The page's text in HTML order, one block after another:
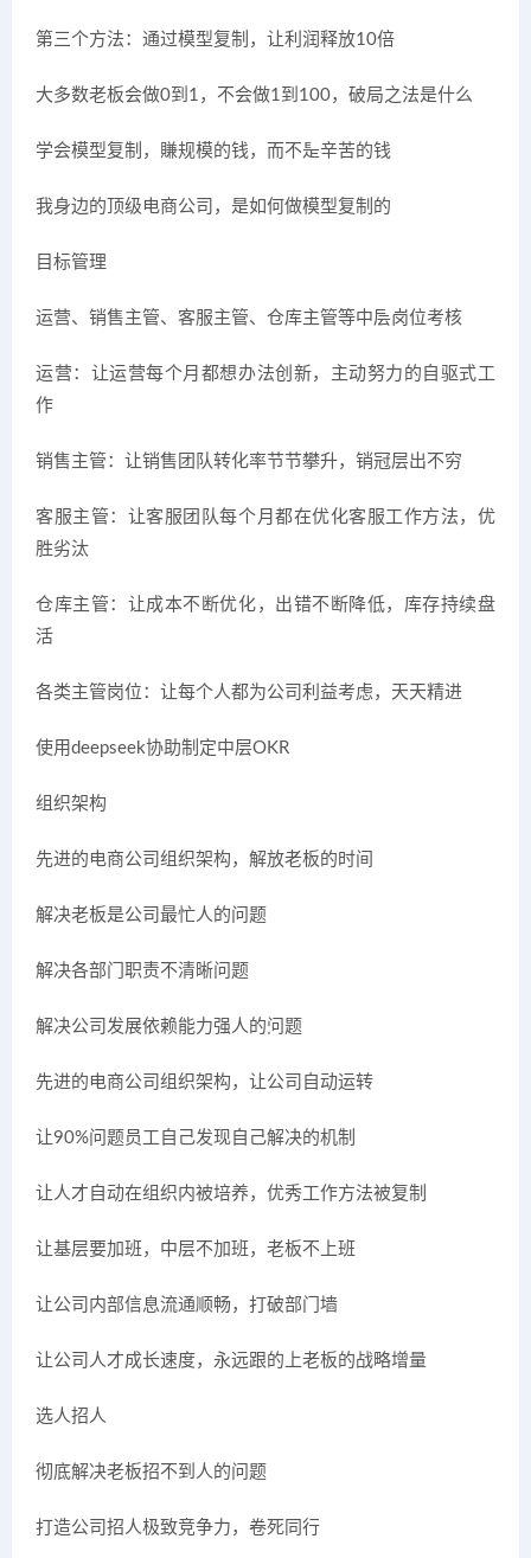
第三个方法：通过模型复制，让利润释放10倍
大多数老板会做0到1，不会做1到100，破局之法是什么
学会模型复制，賺规模的钱，而不是辛苦的钱
我身边的顶级电商公司，是如何做模型复制的
目标管理
运营、销售主管、客服主管、仓库主管等中层岗位考核
运营：让运营每个月都想办法创新，主动努力的自驱式工
作
销售主管：让销售团队转化率节节攀升，销冠层出不穷
客服主管：让客服团队每个月都在优化客服工作方法，优
胜劣汰
仓库主管：让成本不断优化，出错不断降低，库存持续盘
活
各类主管岗位：让每个人都为公司利益考虑，天天精进
使用deepseek协助制定中层OKR
组织架构
先进的电商公司组织架构，解放老板的时间
解决老板是公司最忙人的问题
解决各部门职责不清晰问题
解决公司发展依赖能力强人的问题
先进的电商公司组织架构，让公司自动运转
让90%问题员工自己发现自己解决的机制
让人才自动在组织内被培养，优秀工作方法被复制
让基层要加班，中层不加班，老板不上班
让公司内部信息流通顺畅，打破部门墙
让公司人才成长速度，永远跟的上老板的战略增量
选人招人
彻底解决老板招不到人的问题
打造公司招人极致竞争力，卷死同行